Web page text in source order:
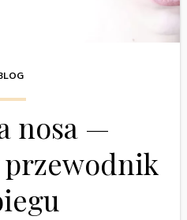
nosa —